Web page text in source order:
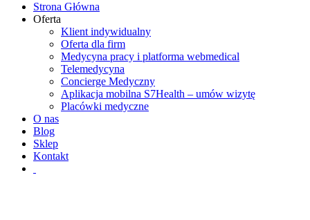
Strona Główna
Oferta
Klient indywidualny
Oferta dla firm
Medycyna pracy i platforma webmedical
Telemedycyna
Concierge Medyczny
Aplikacja mobilna S7Health – umów wizytę
Placówki medyczne
O nas
Blog
Sklep
Kontakt